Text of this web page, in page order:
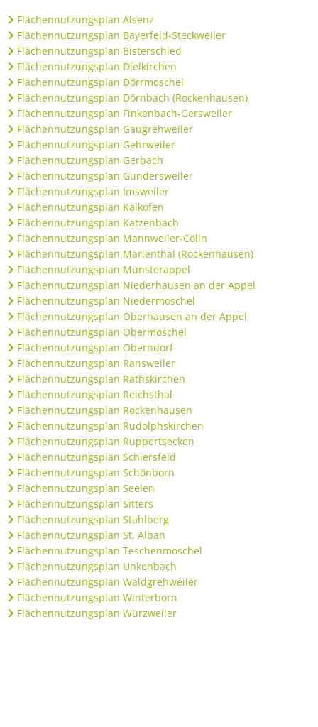
Flächennutzungsplan Alsenz
Flächennutzungsplan Bayerfeld-Steckweiler
Flächennutzungsplan Bisterschied
Flächennutzungsplan Dielkirchen
Flächennutzungsplan Dörrmoschel
Flächennutzungsplan Dörnbach (Rockenhausen)
Flächennutzungsplan Finkenbach-Gersweiler
Flächennutzungsplan Gaugrehweiler
Flächennutzungsplan Gehrweiler
Flächennutzungsplan Gerbach
Flächennutzungsplan Gundersweiler
Flächennutzungsplan Imsweiler
Flächennutzungsplan Kalkofen
Flächennutzungsplan Katzenbach
Flächennutzungsplan Mannweiler-Cölln
Flächennutzungsplan Marienthal (Rockenhausen)
Flächennutzungsplan Münsterappel
Flächennutzungsplan Niederhausen an der Appel
Flächennutzungsplan Niedermoschel
Flächennutzungsplan Oberhausen an der Appel
Flächennutzungsplan Obermoschel
Flächennutzungsplan Oberndorf
Flächennutzungsplan Ransweiler
Flächennutzungsplan Rathskirchen
Flächennutzungsplan Reichsthal
Flächennutzungsplan Rockenhausen
Flächennutzungsplan Rudolphskirchen
Flächennutzungsplan Ruppertsecken
Flächennutzungsplan Schiersfeld
Flächennutzungsplan Schönborn
Flächennutzungsplan Seelen
Flächennutzungsplan Sitters
Flächennutzungsplan Stahlberg
Flächennutzungsplan St. Alban
Flächennutzungsplan Teschenmoschel
Flächennutzungsplan Unkenbach
Flächennutzungsplan Waldgrehweiler
Flächennutzungsplan Winterborn
Flächennutzungsplan Würzweiler